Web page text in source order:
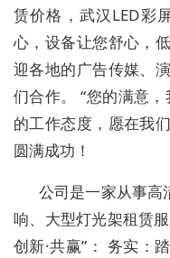
赁价格，武汉LED彩
心，设备让您舒心，
迎各地的广告传媒、
们合作。 “您的满意
的工作态度，愿在我
圆满成功！
公司是一家从事高
响、大型灯光架租赁
创新·共赢”： 务实：